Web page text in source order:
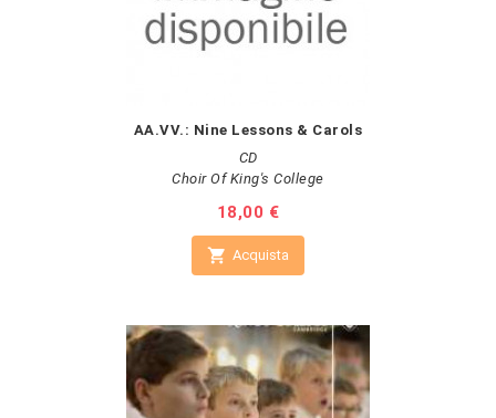
AA.VV.: Nine Lessons & Carols
CD
Choir Of King's College
Prezzo
18,00 €
 Acquista